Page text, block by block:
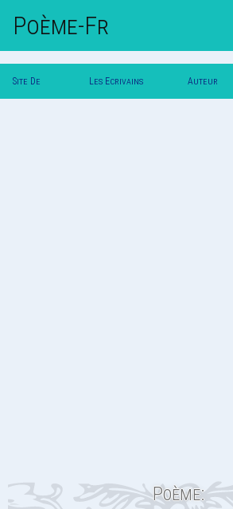
Poème-Fr
Site De Les Ecrivains Auteur
Poème: